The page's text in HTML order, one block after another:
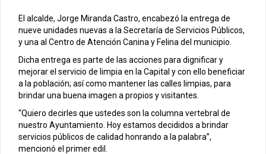
El alcalde, Jorge Miranda Castro, encabezó la entrega de
nueve unidades nuevas a la Secretaría de Servicios Públicos,
y una al Centro de Atención Canina y Felina del municipio.
Dicha entrega es parte de las acciones para dignificar y
mejorar el servicio de limpia en la Capital y con ello beneficiar
a la población; así como mantener las calles limpias, para
brindar una buena imagen a propios y visitantes.
“Quiero decirles que ustedes son la columna vertebral de
nuestro Ayuntamiento. Hoy estamos decididos a brindar
servicios públicos de calidad honrando a la palabra”,
mencionó el primer edil.